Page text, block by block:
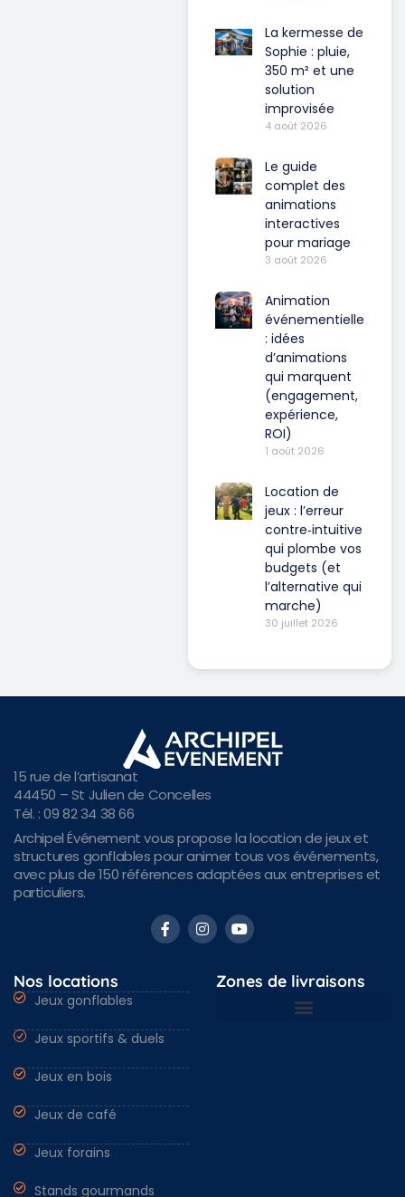
La kermesse de
Sophie : pluie,
350 m² et une
solution
improvisée
4 août 2026
Le guide
complet des
animations
interactives
pour mariage
3 août 2026
Animation
événementielle
: idées
d’animations
qui marquent
(engagement,
expérience,
ROI)
1 août 2026
Location de
jeux : l’erreur
contre‑intuitive
qui plombe vos
budgets (et
l’alternative qui
marche)
30 juillet 2026
15 rue de l’artisanat
44450 – St Julien de Concelles
Tél. : 09 82 34 38 66
Archipel Événement vous propose la location de jeux et
structures gonflables pour animer tous vos événements,
avec plus de 150 références adaptées aux entreprises et
particuliers.
Nos locations
Jeux gonflables
Jeux sportifs & duels
Jeux en bois
Jeux de café
Jeux forains
Stands gourmands
Zones de livraisons